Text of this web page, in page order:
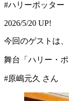
#ハリーポッタ
2026/5/20 UP!
今回のゲストは、
舞台「ハリー・
#原嶋元久 さん